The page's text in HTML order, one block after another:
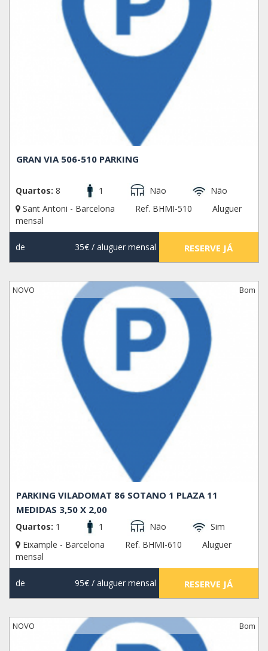
GRAN VIA 506-510 PARKING
Quartos: 8 1 Não
Não
Sant Antoni - Barcelona
Ref. BHMI-510
Aluguer
mensal
de 35€/ aluguer mensal RESERVE JÁ
NOVO Bom
PARKING VILADOMAT 86 SOTANO 1 PLAZA 11
MEDIDAS 3,50 X 2,00
Quartos: 1 1 Não
Sim
Eixample - Barcelona
Ref. BHMI-610
Aluguer
mensal
de 95€/ aluguer mensal RESERVE JÁ
NOVO Bom